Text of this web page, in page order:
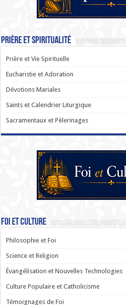
Prière et Spiritualité
Prière et Vie Spirituelle
Eucharistie et Adoration
Dévotions Mariales
Saints et Calendrier Liturgique
Sacramentaux et Pèlerinages
Foi et Culture
Philosophie et Foi
Science et Religion
Évangélisation et Nouvelles Technologies
Culture Populaire et Catholicisme
Témoignages de Foi